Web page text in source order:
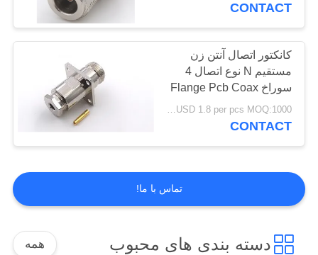
CONTACT
کانکتور اتصال آنتن زن
مستقیم N نوع اتصال 4
سوراخ Flange Pcb Coax
USD 1.8 per pcs MOQ:1000 عدد
CONTACT
تماس با ما!
دسته بندی های محبوب همه